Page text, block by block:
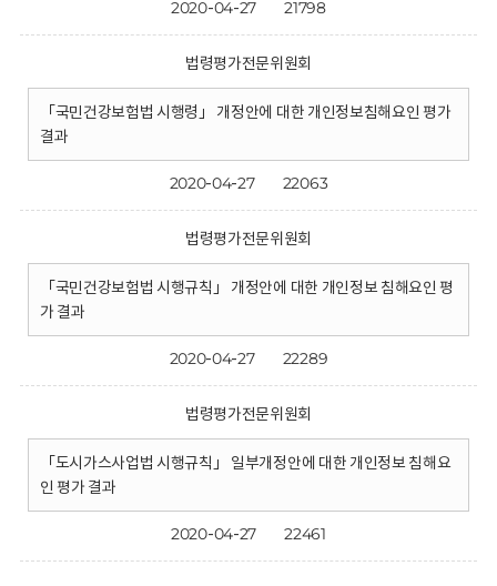
2020-04-27 21798
법령평가전문위원회
「국민건강보험법 시행령」 개정안에 대한 개인정보침해요인 평가
결과
2020-04-27 22063
법령평가전문위원회
「국민건강보험법 시행규칙」 개정안에 대한 개인정보 침해요인 평
가 결과
2020-04-27 22289
법령평가전문위원회
「도시가스사업법 시행규칙」 일부개정안에 대한 개인정보 침해요
인 평가 결과
2020-04-27 22461